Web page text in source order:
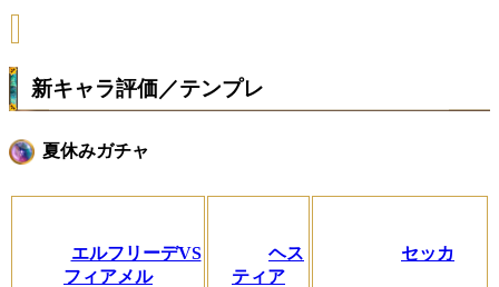
新キャラ評価／テンプレ
夏休みガチャ
エルフリーデVS
フィアメル
ヘス
ティア
セッカ